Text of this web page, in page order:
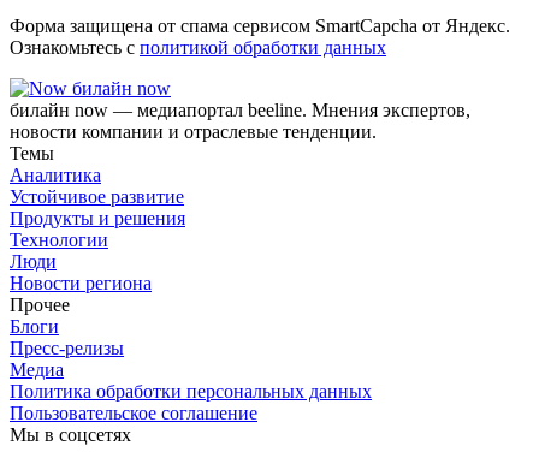
Форма защищена от спама сервисом SmartCapcha от Яндекс.
Ознакомьтесь с политикой обработки данных
билайн now
билайн now — медиапортал beeline. Мнения экспертов,
новости компании и отраслевые тенденции.
Темы
Аналитика
Устойчивое развитие
Продукты и решения
Технологии
Люди
Новости региона
Прочее
Блоги
Пресс-релизы
Медиа
Политика обработки персональных данных
Пользовательское соглашение
Мы в соцсетях